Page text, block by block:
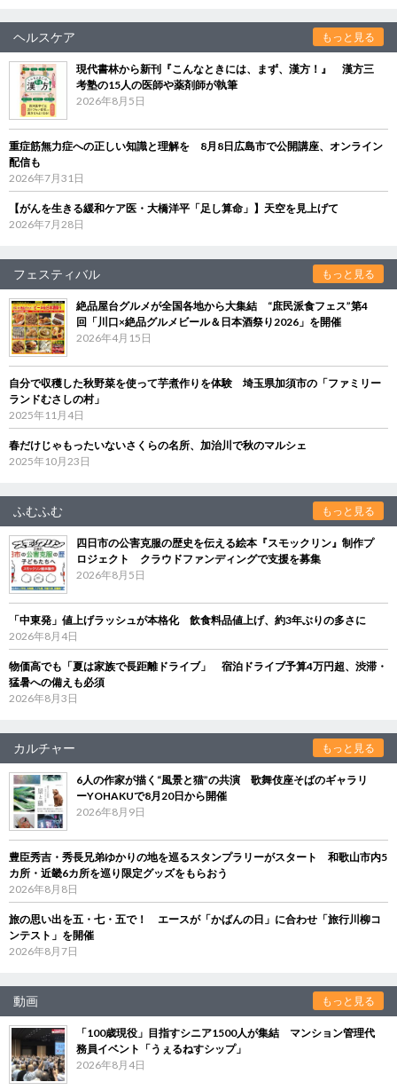
ヘルスケア もっと見る
現代書林から新刊『こんなときには、まず、漢方！』 漢方三
考塾の15人の医師や薬剤師が執筆
2026年8月5日
重症筋無力症への正しい知識と理解を 8月8日広島市で公開講座、オンライン
配信も
2026年7月31日
【がんを生きる緩和ケア医・大橋洋平「足し算命」】天空を見上げて
2026年7月28日
フェスティバル もっと見る
絶品屋台グルメが全国各地から大集結 “庶民派食フェス”第4
回「川口×絶品グルメビール＆日本酒祭り2026」を開催
2026年4月15日
自分で収穫した秋野菜を使って芋煮作りを体験 埼玉県加須市の「ファミリー
ランドむさしの村」
2025年11月4日
春だけじゃもったいないさくらの名所、加治川で秋のマルシェ
2025年10月23日
ふむふむ もっと見る
四日市の公害克服の歴史を伝える絵本『スモックリン』制作プ
ロジェクト クラウドファンディングで支援を募集
2026年8月5日
「中東発」値上げラッシュが本格化 飲食料品値上げ、約3年ぶりの多さに
2026年8月4日
物価高でも「夏は家族で長距離ドライブ」 宿泊ドライブ予算4万円超、渋滞・
猛暑への備えも必須
2026年8月3日
カルチャー もっと見る
6人の作家が描く“風景と猫”の共演 歌舞伎座そばのギャラリ
ーYOHAKUで8月20日から開催
2026年8月9日
豊臣秀吉・秀長兄弟ゆかりの地を巡るスタンプラリーがスタート 和歌山市内5
カ所・近畿6カ所を巡り限定グッズをもらおう
2026年8月8日
旅の思い出を五・七・五で！ エースが「かばんの日」に合わせ「旅行川柳コ
ンテスト」を開催
2026年8月7日
動画 もっと見る
「100歳現役」目指すシニア1500人が集結 マンション管理代
務員イベント「うぇるねすシップ」
2026年8月4日